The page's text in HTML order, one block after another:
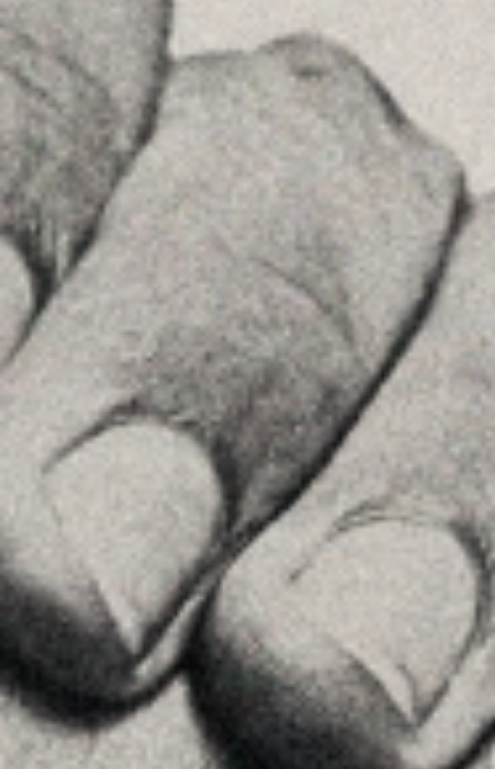
08036 , Barcelona
+34934677414
Ver en Google Maps
Príncipe de Vergara, 108 , 5ª planta
28002 , Madrid
+34 915759925
Ver en Google Maps
Home
Asesoramiento
Insights
Contactar
SÍGUENOS
Linkedin